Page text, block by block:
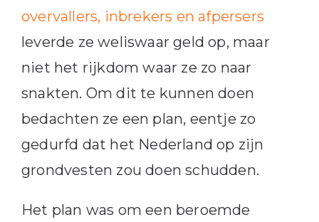
overvallers, inbrekers en afpersers
leverde ze weliswaar geld op, maar
niet het rijkdom waar ze zo naar
snakten. Om dit te kunnen doen
bedachten ze een plan, eentje zo
gedurfd dat het Nederland op zijn
grondvesten zou doen schudden.
Het plan was om een beroemde